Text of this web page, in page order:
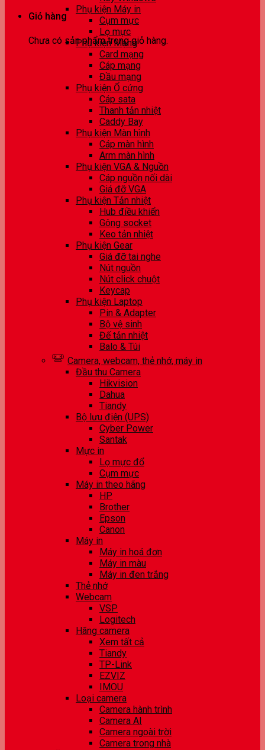
Giỏ hàng
Chưa có sản phẩm trong giỏ hàng.
Phụ kiện Máy in
Cụm mực
Lọ mực
Phụ kiện Mạng
Card mạng
Cáp mạng
Đầu mạng
Phụ kiện Ổ cứng
Cáp sata
Thanh tản nhiệt
Caddy Bay
Phụ kiện Màn hình
Cáp màn hình
Arm màn hình
Phụ kiện VGA & Nguồn
Cáp nguồn nối dài
Giá đỡ VGA
Phụ kiện Tản nhiệt
Hub điều khiển
Gông socket
Keo tản nhiệt
Phụ kiện Gear
Giá đỡ tai nghe
Nút nguồn
Nút click chuột
Keycap
Phụ kiện Laptop
Pin & Adapter
Bộ vệ sinh
Đế tản nhiệt
Balo & Túi
Camera, webcam, thẻ nhớ, máy in
Đầu thu Camera
Hikvision
Dahua
Tiandy
Bộ lưu điện (UPS)
Cyber Power
Santak
Mực in
Lọ mực đổ
Cụm mực
Máy in theo hãng
HP
Brother
Epson
Canon
Máy in
Máy in hoá đơn
Máy in màu
Máy in đen trắng
Thẻ nhớ
Webcam
VSP
Logitech
Hãng camera
Xem tất cả
Tiandy
TP-Link
EZVIZ
IMOU
Loại camera
Camera hành trình
Camera AI
Camera ngoài trời
Camera trong nhà